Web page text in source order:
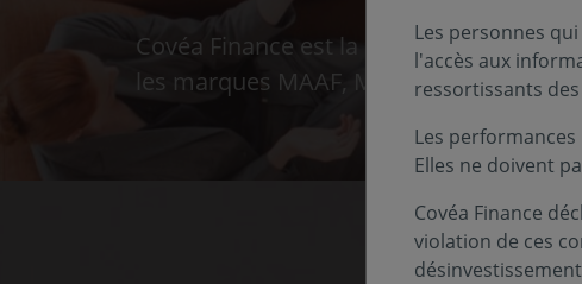
Covéa Finance est la société de gestion
les marques MAAF, MMA et GMF.
Les personnes
l'accès aux
ressortissants
Les
Elles ne doivent
Covéa Finance
violation de ces